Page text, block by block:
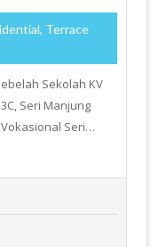
Terrace
Sekolah KV
Seri Manjung
Vokasional Seri…